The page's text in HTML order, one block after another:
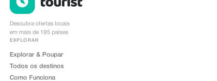
Descubra ofertas locais
em mais de 195 países
EXPLORAR
Explorar & Poupar
Todos os destinos
Como Funciona